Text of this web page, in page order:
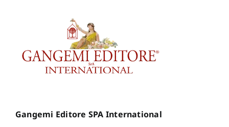
Gangemi Editore SPA International